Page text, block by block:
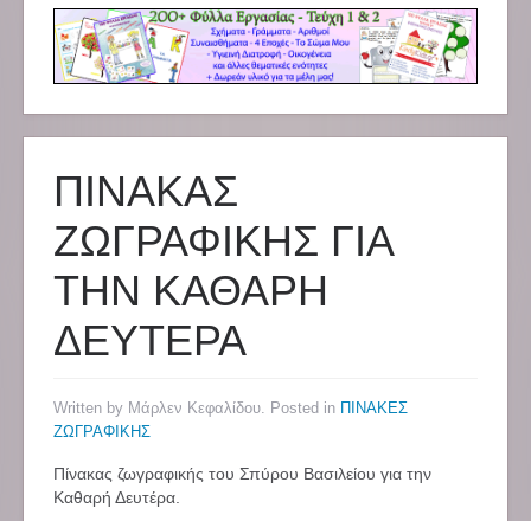
ΠΙΝΑΚΑΣ
ΖΩΓΡΑΦΙΚΗΣ ΓΙΑ
ΤΗΝ ΚΑΘΑΡΗ
ΔΕΥΤΕΡΑ
Written by Μάρλεν Κεφαλίδου. Posted in ΠΙΝΑΚΕΣ
ΖΩΓΡΑΦΙΚΗΣ
Πίνακας ζωγραφικής του Σπύρου Βασιλείου για την
Καθαρή Δευτέρα.